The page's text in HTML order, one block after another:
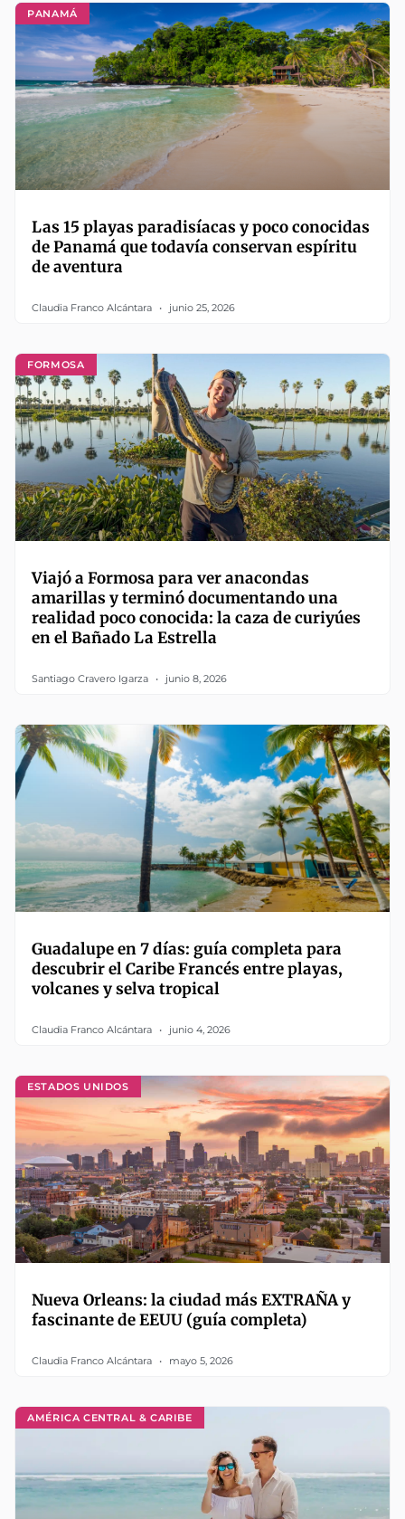
PANAMÁ
Las 15 playas paradisíacas y poco conocidas
de Panamá que todavía conservan espíritu
de aventura
Claudia Franco Alcántara junio 25, 2026
FORMOSA
Viajó a Formosa para ver anacondas
amarillas y terminó documentando una
realidad poco conocida: la caza de curiyúes
en el Bañado La Estrella
Santiago Cravero Igarza junio 8, 2026
Guadalupe en 7 días: guía completa para
descubrir el Caribe Francés entre playas,
volcanes y selva tropical
Claudia Franco Alcántara junio 4, 2026
ESTADOS UNIDOS
Nueva Orleans: la ciudad más EXTRAÑA y
fascinante de EEUU (guía completa)
Claudia Franco Alcántara mayo 5, 2026
AMÉRICA CENTRAL & CARIBE